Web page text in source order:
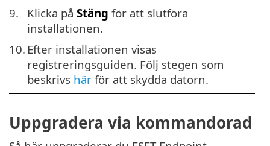
9.
Klicka på Stäng för att slutföra
installationen.
10. Efter installationen visas
registreringsguiden. Följ stegen som
beskrivs här för att skydda datorn.
Uppgradera via kommandorad